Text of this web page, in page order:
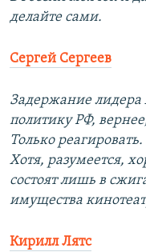
делайте сами.
Сергей Сергеев
Задержание лидера
политику РФ,
Только
Хотя, разумеется,
состоят лишь в
имущества
Кирилл Лятс